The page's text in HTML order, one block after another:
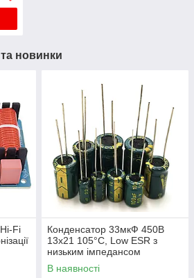
та новинки
Fi
Конденсатор 33мкФ 450В
13x21 105°C, Low ESR з
низьким імпедансом
В наявності